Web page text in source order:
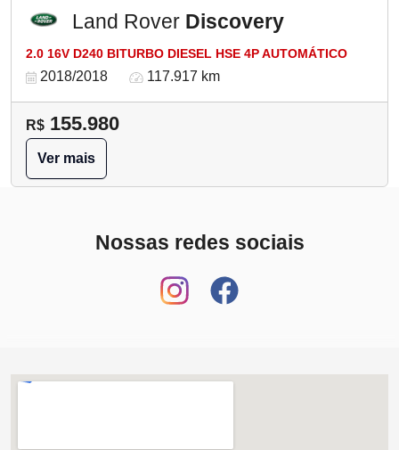
Land Rover Discovery
2.0 16V D240 BITURBO DIESEL HSE 4P AUTOMÁTICO
2018/2018 117.917 km
R$ 155.980
Ver mais
Nossas redes sociais